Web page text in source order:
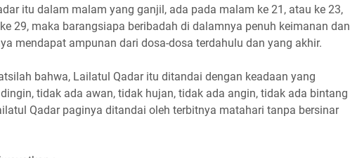
itu dalam malam yang ganjil, ada pada malam ke 21, atau ke 23,
29, maka barangsiapa beribadah di dalamnya penuh keimanan dan
mendapat ampunan dari dosa-dosa terdahulu dan yang akhir.
bahwa, Lailatul Qadar itu ditandai dengan keadaan yang
tidak ada awan, tidak hujan, tidak ada angin, tidak ada bintang
Qadar paginya ditandai oleh terbitnya matahari tanpa bersinar